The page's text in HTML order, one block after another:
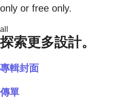
only or free only.
all
探索更多設計。
專輯封面
傳單